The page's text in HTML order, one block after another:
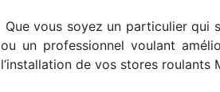
Que vous soyez un particulier qui
ou un professionnel voulant
l’installation de vos stores roulants